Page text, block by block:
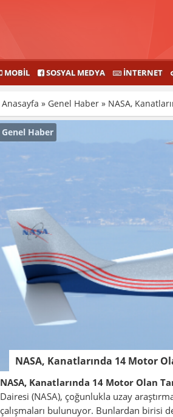
MOBIL SOSYAL MEDYA İNTERNET
Anasayfa » Genel Haber » NASA,
NASA, Kanatlarında 14 Motor
Genel Haber
NASA, Kanatlarında 14 Motor Olan
Dairesi (NASA), çoğunlukla uzay
çalışmaları bulunuyor. Bunlardan birisi